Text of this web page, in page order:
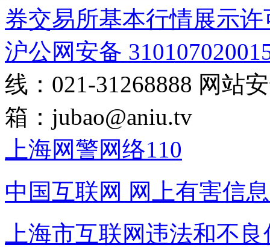
券交易所基本行情展示许
沪公网安备
线：021-31268888 网站
箱： jubao@aniu.tv
上海网警网络110
中国互联网 网上有害信
上海市互联网违法和不